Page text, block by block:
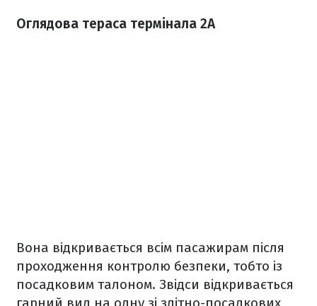
Оглядова тераса термінала 2А
Вона відкривається всім пасажирам після
проходження контролю безпеки, тобто із
посадковим талоном. Звідси відкривається
гарний вид на одну зі злітно-посадкових